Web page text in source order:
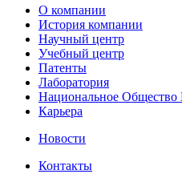
О компании
История компании
Научный центр
Учебный центр
Патенты
Лаборатория
Национальное Общество
Карьера
Новости
Контакты